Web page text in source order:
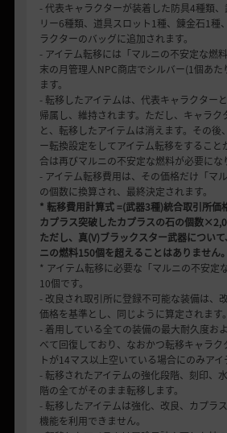
- 代表キャラクターが装着した防具4種類
リー6種類、道具スロット1種、錬金石1種
ラクターのバッグに追加されます。
- アイテム転移には「マルニの不安定な燃
末の月管理人NPC商店でシルバー(1個あ
ます。
- 転移したアイテムは、代表キャラクター
帰属し、維持されます。ただし、キャラク
と、転移したアイテムは消えます。その後
ー転換設定をしてアイテム転移をすること
合は再びマルニの不安定な燃料が必要にな
- アイテム転移費用は、その価格だけ「マ
の個数に換算され、最終決定されます。
* 転移費用計算式 =(武器3種)統合取引所価
カプラス突破したカプラスの石の個数
ただし、真(V)ブラックスター武器につい
ニの燃料150個を超えることはありません。
* アイテム転移に必要な「マルニの不安定
10個です。
- 改良され取引所に登録不可能な装備は、
価格を基準とし、同じように算定されます。
- 着用している全ての装備の最大耐久度お
べて回復しており、なおかつ転移キャラク
トが14マス以上空いている場合にのみアイ
- 転移されたアイテムの強化段階、刻印、
階の全てがそのまま転移します。
- 転移したアイテムは強化、改良、カプラ
機能を利用できません。